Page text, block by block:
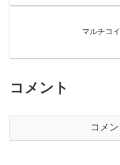
マルチコ
コメント
コメ